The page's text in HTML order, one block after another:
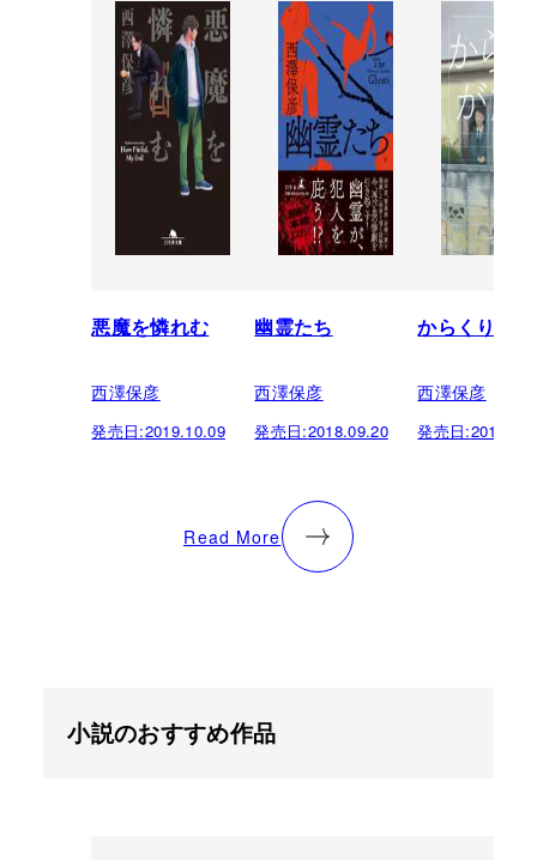
悪魔を憐れむ
西澤保彦
発売日:2019.10.09
幽霊たち
西澤保彦
発売日:2018.09.20
からくりが
西澤保彦
発売日:
Read More
小説のおすすめ作品